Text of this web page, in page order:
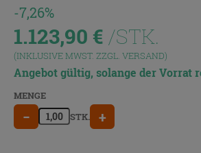
-7,26%
1.123,90 € /STK.
(INKLUSIVE MWST. ZZGL. VERSAND)
Angebot gültig, solange der Vorrat
MENGE
− STK. +